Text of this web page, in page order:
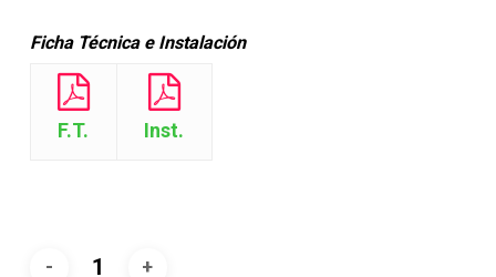
Ficha Técnica e Instalación
F.T. Inst.